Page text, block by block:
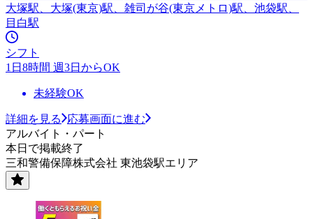
大塚駅、大塚(東京)駅、雑司が谷(東京メトロ)駅、池袋駅、
目白駅
シフト
1日8時間 週3日からOK
未経験OK
詳細を見る
応募画面に進む
アルバイト・パート
本日で掲載終了
三和警備保障株式会社 東池袋駅エリア